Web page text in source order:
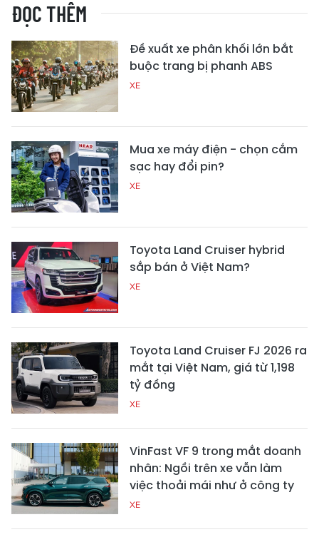
ĐỌC THÊM
Đề xuất xe phân khối lớn bắt
buộc trang bị phanh ABS
XE
Mua xe máy điện - chọn cắm
sạc hay đổi pin?
XE
Toyota Land Cruiser hybrid
sắp bán ở Việt Nam?
XE
Toyota Land Cruiser FJ 2026 ra
mắt tại Việt Nam, giá từ 1,198
tỷ đồng
XE
VinFast VF 9 trong mắt doanh
nhân: Ngồi trên xe vẫn làm
việc thoải mái như ở công ty
XE